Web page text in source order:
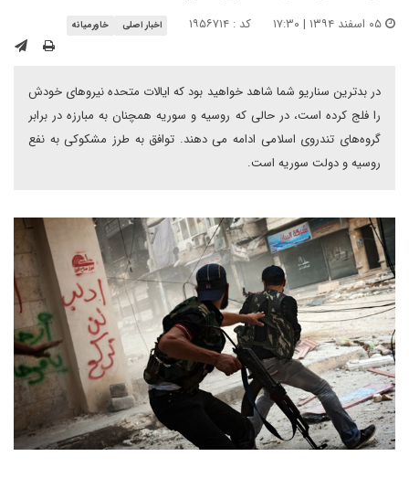
کد : ۱۹۵۶۷۱۴ اخبار اصلی خاورمیانه
در بدترین سناریو شما شاهد خواهید بود که ایالات متحده نیروهای خودش
را فلج کرده است، در حالی که روسیه و سوریه همچنان به مبارزه در برابر
گروه‌های تندروی اسلامی ادامه می دهند. توافق به طرز مشکوکی به نفع
روسیه و دولت سوریه است.